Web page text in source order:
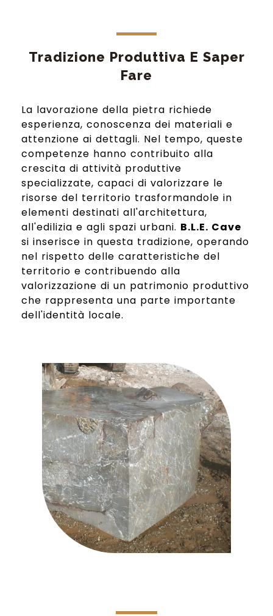
Tradizione Produttiva E Saper
Fare
La lavorazione della pietra richiede
esperienza, conoscenza dei materiali e
attenzione ai dettagli. Nel tempo, queste
competenze hanno contribuito alla
crescita di attività produttive
specializzate, capaci di valorizzare le
risorse del territorio trasformandole in
elementi destinati all'architettura,
all'edilizia e agli spazi urbani. B.L.E. Cave
si inserisce in questa tradizione, operando
nel rispetto delle caratteristiche del
territorio e contribuendo alla
valorizzazione di un patrimonio produttivo
che rappresenta una parte importante
dell'identità locale.